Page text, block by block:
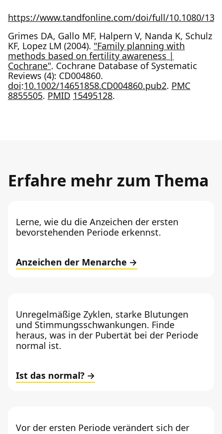
https://www.tandfonline.com/doi/full/10.1080/
Grimes DA, Gallo MF, Halpern V, Nanda K, Schulz
KF, Lopez LM (2004). "Family planning with
methods based on fertility awareness |
Cochrane". Cochrane Database of Systematic
Reviews (4): CD004860.
doi:10.1002/14651858.CD004860.pub2. PMC
8855505. PMID 15495128.
Erfahre mehr zum Thema
Lerne, wie du die Anzeichen der ersten
bevorstehenden Periode erkennst.
Anzeichen der Menarche
Unregelmäßige Zyklen, starke Blutungen
und Stimmungsschwankungen. Finde
heraus, was in der Pubertät bei der Periode
normal ist.
Ist das normal?
Vor der ersten Periode verändert sich der